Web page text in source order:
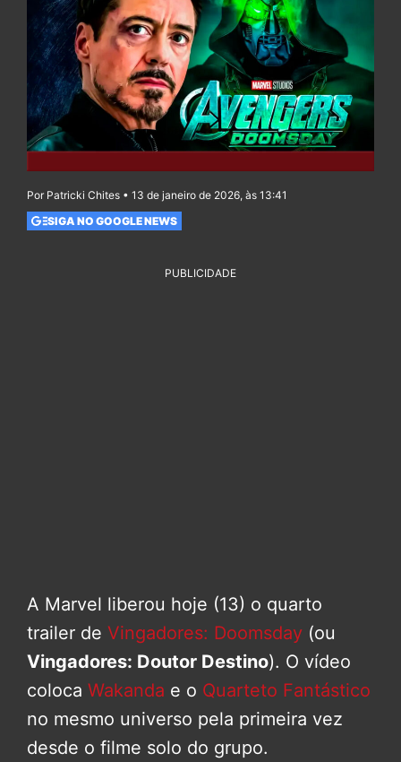
Por Patricki Chites • 13 de janeiro de 2026, às 13:41
SIGA NO GOOGLE NEWS
PUBLICIDADE
A Marvel liberou hoje (13) o quarto
trailer de Vingadores: Doomsday (ou
Vingadores: Doutor Destino). O vídeo
coloca Wakanda e o Quarteto Fantástico
no mesmo universo pela primeira vez
desde o filme solo do grupo.